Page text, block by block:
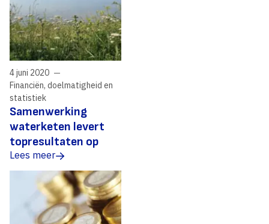
Samenwerking
waterketen levert
topresultaten op
4 juni 2020
Financiën, doelmatigheid en
statistiek
Lees meer